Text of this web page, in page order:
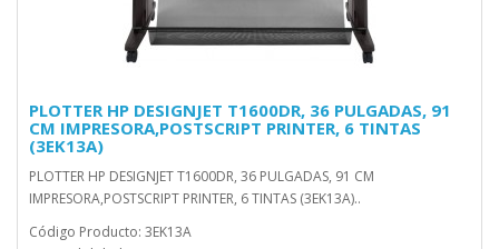
PLOTTER HP DESIGNJET T1600DR, 36 PULGADAS, 91
CM IMPRESORA,POSTSCRIPT PRINTER, 6 TINTAS
(3EK13A)
PLOTTER HP DESIGNJET T1600DR, 36 PULGADAS, 91 CM
IMPRESORA,POSTSCRIPT PRINTER, 6 TINTAS (3EK13A)..
Código Producto: 3EK13A